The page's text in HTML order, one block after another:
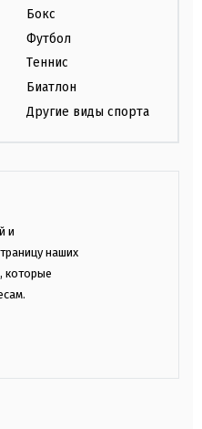
Бокс
Футбол
Теннис
Биатлон
Другие виды спорта
и
наших
которые